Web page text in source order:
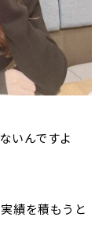
いんですよ
績を積もうと